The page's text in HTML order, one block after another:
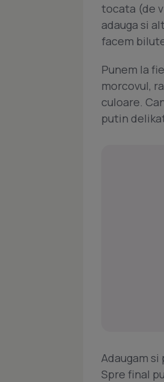
tocata (de
adauga si
facem
Punem la
morcovul,
culoare.
putin
Adaugam
Spre final